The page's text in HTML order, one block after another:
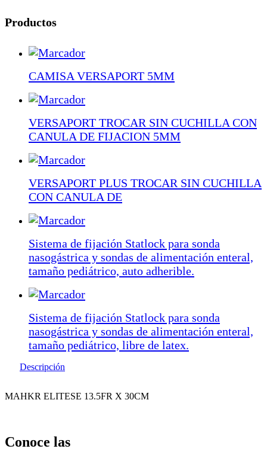
Productos
CAMISA VERSAPORT 5MM
VERSAPORT TROCAR SIN CUCHILLA CON
CANULA DE FIJACION 5MM
VERSAPORT PLUS TROCAR SIN CUCHILLA
CON CANULA DE
Sistema de fijación Statlock para sonda
nasogástrica y sondas de alimentación enteral,
tamaño pediátrico, auto adherible.
Sistema de fijación Statlock para sonda
nasogástrica y sondas de alimentación enteral,
tamaño pediátrico, libre de latex.
Descripción
MAHKR ELITESE 13.5FR X 30CM
Conoce las